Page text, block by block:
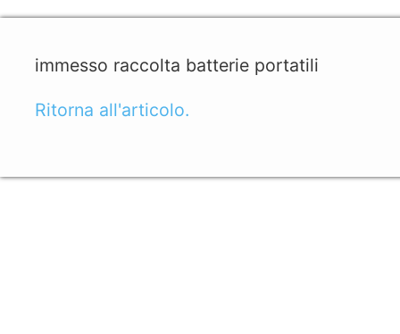
immesso raccolta batterie portatili
Ritorna all'articolo.